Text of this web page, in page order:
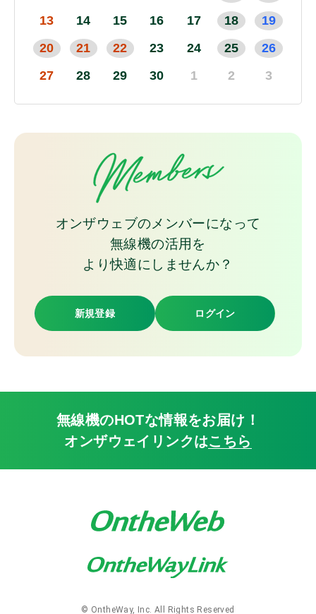
13
14 15 16 17 18
19
20
21 22 23 24 25
26
27
28 29 30 1 2 3
オンザウェブのメンバーになって
無線機の活用を
より快適にしませんか？
新規登録 ログイン
無線機のHOTな情報をお届け！
オンザウェイリンクはこちら
© OntheWay, Inc. All Rights Reserved